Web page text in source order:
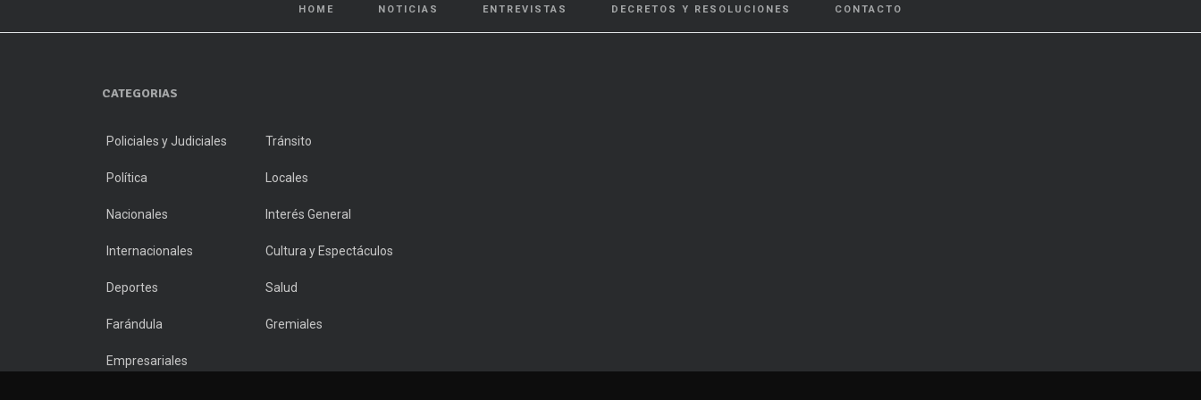
HOME NOTICIAS ENTREVISTAS DECRETOS Y RESOLUCIONES CONTACTO
CATEGORIAS
Policiales y Judiciales Tránsito
Política Locales
Nacionales Interés General
Internacionales Cultura y Espectáculos
Deportes Salud
Farándula Gremiales
Empresariales